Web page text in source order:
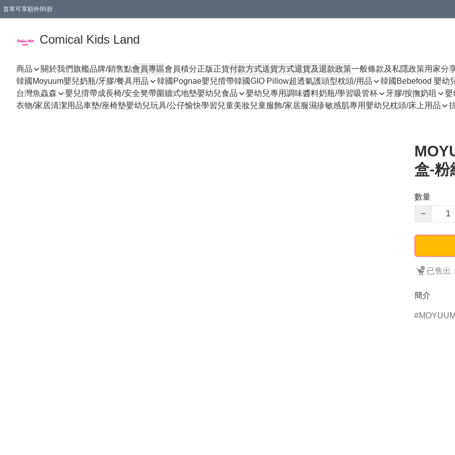
首單可享額外95折
Comical Kids Land
商品 關於我們旗艦品牌/銷售點會員專區會員積分正版正貨付款方式送貨方式退貨及退款政策一般條款及私隱政策用家分
韓國Moyuum嬰兒奶瓶/牙膠/餐具用品
韓國Pognae嬰兒揹帶韓國GIO Pillow超透氣護頭型枕頭/用品 韓國Bebefood 嬰幼
台灣魚鱻森
嬰兒揹帶成長椅/安全凳帶圍牆式地墊嬰幼兒食品 嬰幼兒專用調味醬料奶瓶/學習吸管杯 牙膠/按撫奶咀 嬰
衣物/家居清潔用品車墊/座椅墊嬰幼兒玩具/公仔愉快學習兒童美妝兒童服飾/家居服濕疹敏感肌專用嬰幼兒枕頭/床上用品
盒-粉
數量
−
已售出
簡介
MOYUUM